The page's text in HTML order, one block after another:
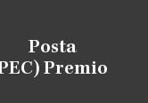
Posta
Premio